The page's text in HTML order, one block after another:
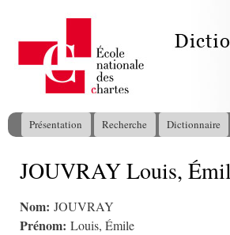
Menu principal
Présentation Recherche Dictionnaire
Vous êtes ici
JOUVRAY Louis,
Nom: JOUVRAY
Prénom: Louis, Émile